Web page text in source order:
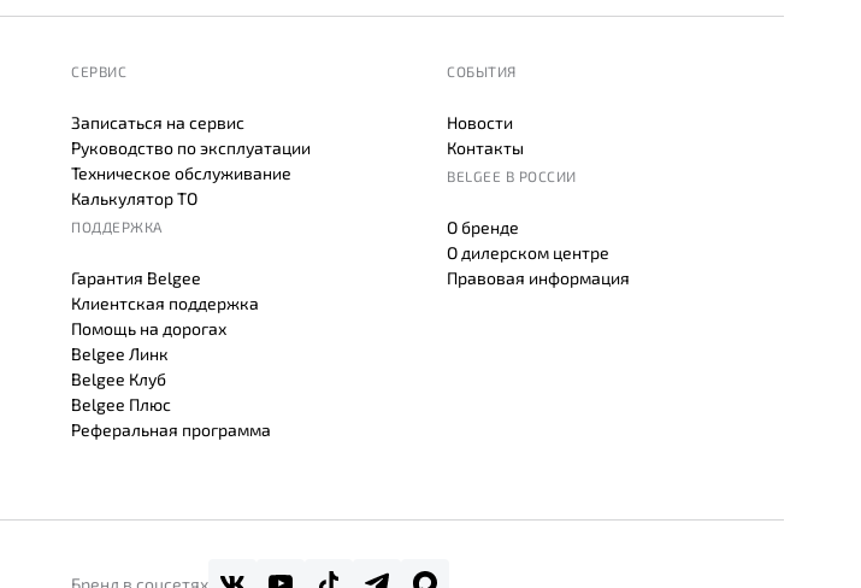
СЕРВИС
Записаться на сервис
Руководство по эксплуатации
Техническое обслуживание
Калькулятор ТО
ПОДДЕРЖКА
Гарантия Belgee
Клиентская поддержка
Помощь на дорогах
Belgee Линк
Belgee Клуб
Belgee Плюс
Реферальная программа
СОБЫТИЯ
Новости
Контакты
BELGEE В РОССИИ
О бренде
О дилерском центре
Правовая информация
Бренд в соцсетях